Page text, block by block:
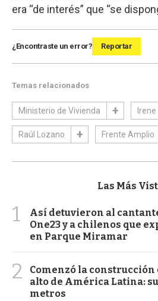
era “de interés” que “se
¿Encontraste un error? Reportar
Temas relacionados
Ministerio de Vivienda
Raúl Lozano Frente Amplio
Las Más
1
Así detuvieron al
One23 y a chilenos que
en Parque Miramar
2
Comenzó la
alto de América Latina:
metros